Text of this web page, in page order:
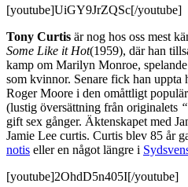
[youtube]UiGY9JrZQSc[/youtube]
Tony Curtis är nog hos oss mest
Some Like it Hot(1959), där han
kamp om Marilyn Monroe,
som kvinnor. Senare fick han uppta
Roger Moore i den omåttligt
(lustig översättning från originalets
gift sex gånger. Äktenskapet med
Jamie Lee curtis. Curtis blev 85 år
notis eller en något längre i
[youtube]2OhdD5n405I[/youtube]